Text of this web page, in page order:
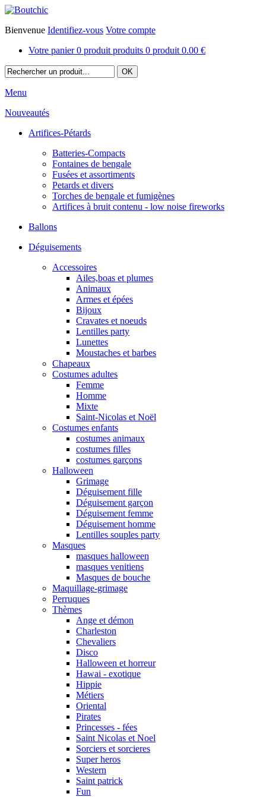
Bienvenue Identifiez-vous Votre compte
Votre panier 0 produit produits 0 produit 0.00 €
Menu
Nouveautés
Artifices-Pétards
Batteries-Compacts
Fontaines de bengale
Fusées et assortiments
Petards et divers
Torches de bengale et fumigènes
Artifices à bruit contenu - low noise fireworks
Ballons
Déguisements
Accessoires
Ailes,boas et plumes
Animaux
Armes et épées
Bijoux
Cravates et noeuds
Lentilles party
Lunettes
Moustaches et barbes
Chapeaux
Costumes adultes
Femme
Homme
Mixte
Saint-Nicolas et Noël
Costumes enfants
costumes animaux
costumes filles
costumes garçons
Halloween
Grimage
Déguisement fille
Déguisement garçon
Déguisement femme
Déguisement homme
Lentilles souples party
Masques
masques halloween
masques venitiens
Masques de bouche
Maquillage-grimage
Perruques
Thèmes
Ange et démon
Charleston
Chevaliers
Disco
Halloween et horreur
Hawai - exotique
Hippie
Métiers
Oriental
Pirates
Princesses - fées
Saint Nicolas et Noel
Sorciers et sorcieres
Super heros
Western
Saint patrick
Fun